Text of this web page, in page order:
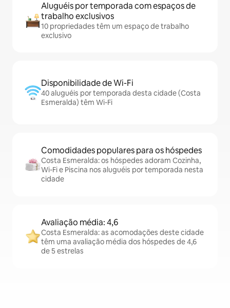
Aluguéis por temporada com espaços de
trabalho exclusivos
10 propriedades têm um espaço de trabalho
exclusivo
Disponibilidade de Wi-Fi
40 aluguéis por temporada desta cidade (Costa
Esmeralda) têm Wi-Fi
Comodidades populares para os hóspedes
Costa Esmeralda: os hóspedes adoram Cozinha,
Wi-Fi e Piscina nos aluguéis por temporada nesta
cidade
Avaliação média: 4,6
Costa Esmeralda: as acomodações deste cidade
têm uma avaliação média dos hóspedes de 4,6
de 5 estrelas